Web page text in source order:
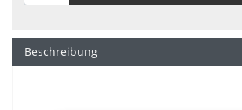
Beschreibung